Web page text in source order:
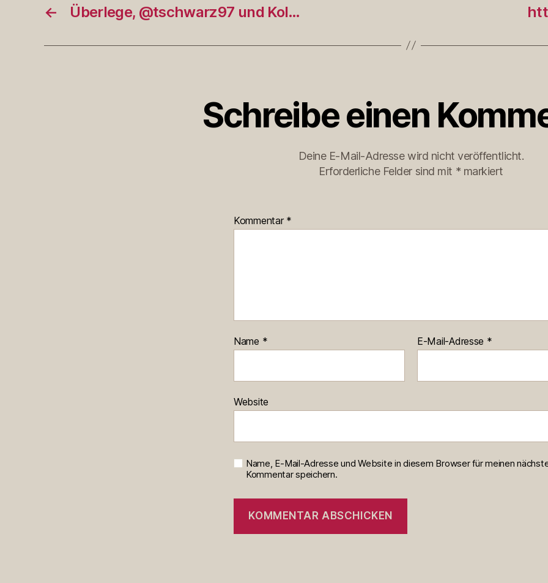
← Überlege, @tschwarz97 und Kol…
Schreibe einen
Deine E-Mail-Adresse wird nicht veröffentlicht.
Erforderliche Felder sind mit * markiert
Kommentar *
Name * E-Mail-Adresse *
Website
Name, E-Mail-Adresse und Website in diesem Browser für meinen
Kommentar speichern.